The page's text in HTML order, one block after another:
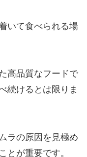
いて食べられる場
高品質なフードで
続けるとは限りま
ラの原因を見極め
とが重要です。